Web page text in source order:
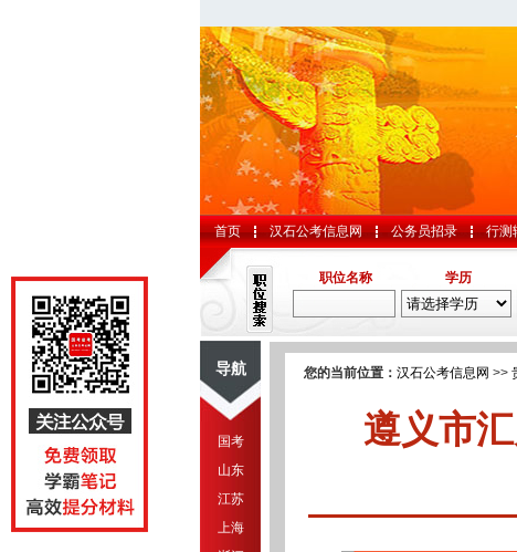
首页 汉石公考信息网 公务员招录 行测
职位名称 学历
导航
国考
山东
江苏
上海
您的当前位置： 汉石公考信息网 >>
遵义市